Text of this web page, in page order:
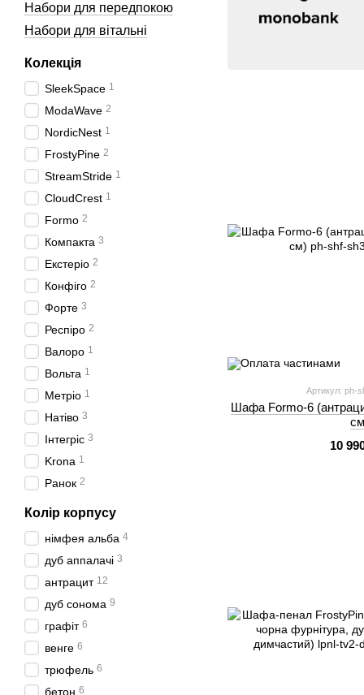
Артикул: ph-
Шафа Formo-6
10
Набори для передпокою
Набори для вітальні
Колекція
SleekSpace 1
ModaWave 2
NordicNest 1
FrostyPine 2
StreamStride 1
CloudCrest 1
Formo 2
Компакта 3
Екстеріо 2
Конфіго 2
Форте 3
Респіро 2
Валоро 1
Вольта 1
Метріо 1
Натіво 3
Інтегріс 3
Krona 1
Ранок 2
Колір корпусу
німфея альба 4
дуб аппалачі 3
антрацит 12
дуб сонома 9
графіт 6
венге 6
трюфель 6
бетон 6